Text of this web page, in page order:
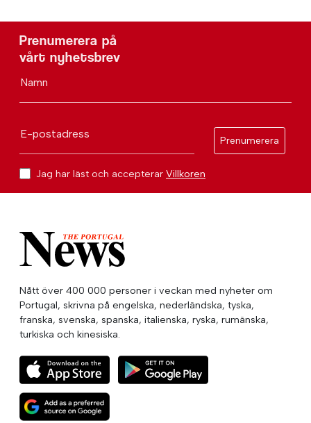
Prenumerera på
vårt nyhetsbrev
Namn
E-postadress
Prenumerera
Jag har läst och accepterar Villkoren
Nått över 400 000 personer i veckan med nyheter om
Portugal, skrivna på engelska, nederländska, tyska,
franska, svenska, spanska, italienska, ryska, rumänska,
turkiska och kinesiska.